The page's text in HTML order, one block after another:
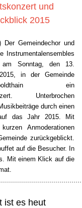
und
2015
Der Gemeindechor und
Instrumentalensembles
am Sonntag, den 13.
in der Gemeinde
ein
Unterbrochen
durch einen
das Jahr 2015. Mit
Anmoderationen
zurückgeblickt.
auf die Besucher. In
Mit einem Klick auf die
ist es heut